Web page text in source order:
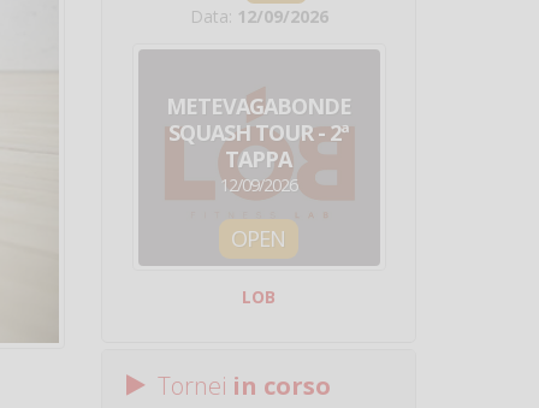
Data: 12/09/2026
METEVAGABONDE
SQUASH TOUR - 2ª
TAPPA
12/09/2026
OPEN
LOB
Tornei in corso